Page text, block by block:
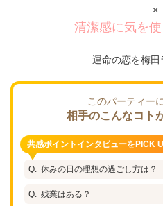
×
清潔感に気を
運命の恋を梅田
このパーティー
相手のこんなコト
共感ポイントインタビューをPICK
休みの日の理想の過ごし方は？
残業はある？